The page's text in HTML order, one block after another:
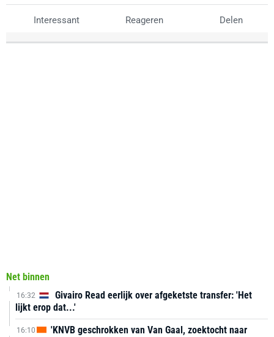
Interessant Reageren Delen
Net binnen
16:32
Givairo Read eerlijk over afgeketste transfer: 'Het
lijkt erop dat...'
16:10
'KNVB geschrokken van Van Gaal, zoektocht naar